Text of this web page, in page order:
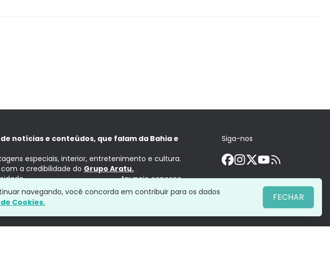
notícias e conteúdos, que falam da Bahia e
especiais, interior, entretenimento e cultura.
a credibilidade do Grupo Aratu.
Anuncie conosco
Siga-nos
navegando, você concorda em contribuir para os dados
Cookies. FECHAR